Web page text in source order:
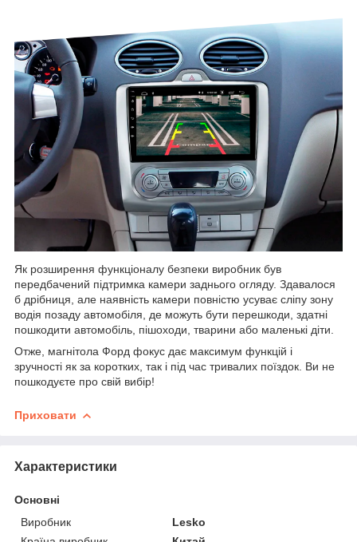
Як розширення функціоналу безпеки виробник був
передбачений підтримка камери заднього огляду. Здавалося
б дрібниця, але наявність камери повністю усуває сліпу зону
водія позаду автомобіля, де можуть бути перешкоди, здатні
пошкодити автомобіль, пішоходи, тварини або маленькі діти.
Отже, магнітола Форд фокус дає максимум функцій і
зручності як за коротких, так і під час тривалих поїздок. Ви не
пошкодуєте про свій вибір!
Приховати
Характеристики
Основні
Виробник
Lesko